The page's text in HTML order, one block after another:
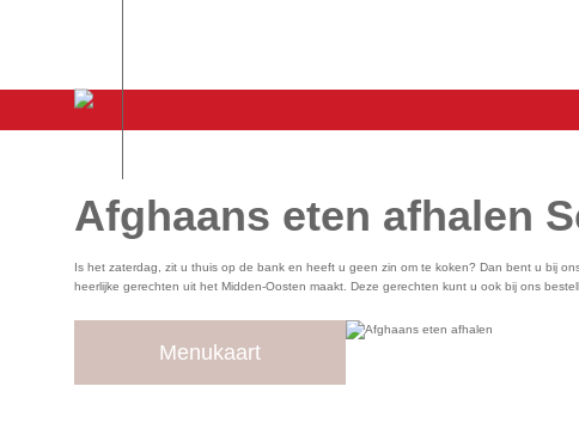
Afghaans eten afhalen
Is het zaterdag, zit u thuis op de bank en heeft u geen zin om te koken? Dan bent u bij
heerlijke gerechten uit het Midden-Oosten maakt. Deze gerechten kunt u ook bij ons
Menukaart